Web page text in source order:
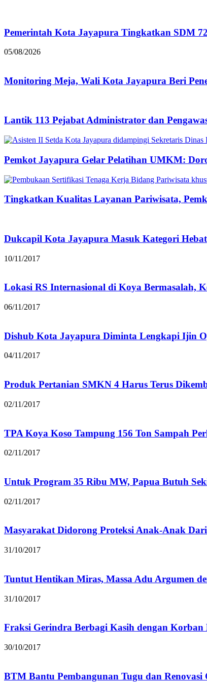
Pemerintah Kota Jayapura Tingkatkan SDM
05/08/2026
Monitoring Meja, Wali Kota Jayapura Beri
Lantik 113 Pejabat Administrator dan
Pemkot Jayapura Gelar Pelatihan UMKM:
Tingkatkan Kualitas Layanan Pariwisata,
Dukcapil Kota Jayapura Masuk Kategori Hebat
10/11/2017
Lokasi RS Internasional di Koya Bermasalah,
06/11/2017
Dishub Kota Jayapura Diminta Lengkapi Ijin
04/11/2017
Produk Pertanian SMKN 4 Harus Terus
02/11/2017
TPA Koya Koso Tampung 156 Ton Sampah
02/11/2017
Untuk Program 35 Ribu MW, Papua Butuh
02/11/2017
Masyarakat Didorong Proteksi Anak-Anak
31/10/2017
Tuntut Hentikan Miras, Massa Adu Argumen
31/10/2017
Fraksi Gerindra Berbagi Kasih dengan Korban
30/10/2017
BTM Bantu Pembangunan Tugu dan Renovasi